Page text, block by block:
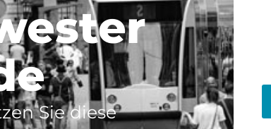
Sie diese